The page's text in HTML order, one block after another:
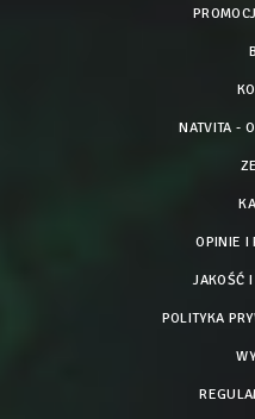
NATVITA -
OPINIE I
JAKOŚĆ I
POLITYKA